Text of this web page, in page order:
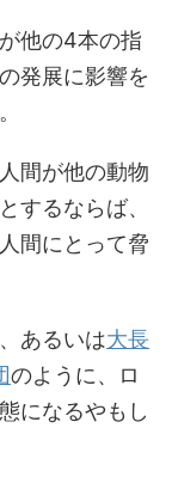
他の4本の指
発展に影響を
間が他の動物
するならば、
間にとって脅
あるいは大長
のように、ロ
になるやもし